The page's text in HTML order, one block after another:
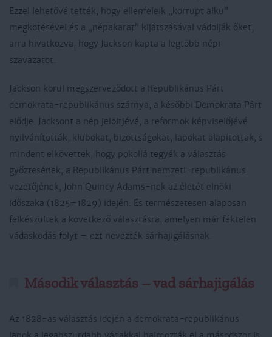
Ezzel lehetővé tették, hogy ellenfeleik „korrupt alku”
megkötésével és a „népakarat” kijátszásával vádolják őket,
arra hivatkozva, hogy Jackson kapta a legtöbb népi
szavazatot.
Jackson körül megszerveződött a Republikánus Párt
demokrata-republikánus szárnya, a későbbi Demokrata Párt
elődje. Jacksont a nép jelöltjévé, a reformok képviselőjévé
nyilvánították, klubokat, bizottságokat, lapokat alapítottak, s
mindent elkövettek, hogy pokollá tegyék a választás
győztesének, a Republikánus Párt nemzeti-republikánus
vezetőjének, John Quincy Adams-nek az életét elnöki
időszaka (1825–1829) idején. És természetesen alaposan
felkészültek a következő választásra, amelyen már féktelen
vádaskodás folyt – ezt nevezték sárhajigálásnak.
Második választás – vad sárhajigálás
Az 1828-as választás idején a demokrata-republikánus